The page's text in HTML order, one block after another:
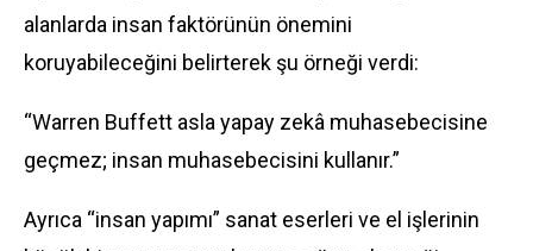
alanlarda insan faktörünün önemini
koruyabileceğini belirterek şu örneği verdi:
“Warren Buffett asla yapay zekâ muhasebecisine
geçmez; insan muhasebecisini kullanır.”
Ayrıca “insan yapımı” sanat eserleri ve el işlerinin